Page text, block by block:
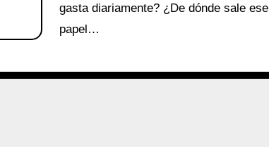
gasta diariamente? ¿De dónde sale ese
papel…